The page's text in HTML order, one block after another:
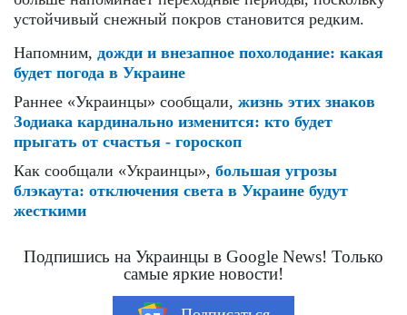
устойчивый снежный покров становится редким.
Напомним, дожди и внезапное похолодание: какая
будет погода в Украине
Раннее «Украинцы» сообщали, жизнь этих знаков
Зодиака кардинально изменится: кто будет
прыгать от счастья - гороскоп
Как сообщали «Украинцы», большая угрозы
блэкаута: отключения света в Украине будут
жесткими
Подпишись на Украинцы в Google News! Только
самые яркие новости!